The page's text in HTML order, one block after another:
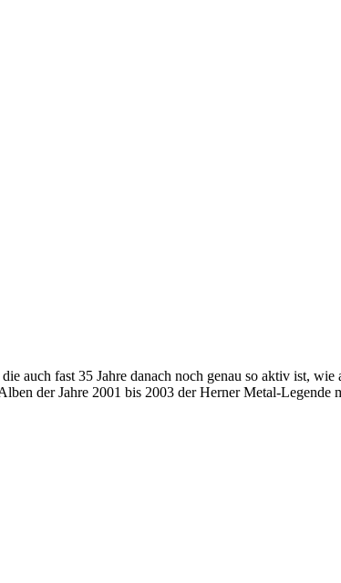
auch fast 35 Jahre danach noch genau so aktiv ist,
der Jahre 2001 bis 2003 der Herner Metal-